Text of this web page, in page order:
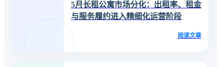
5月长租公寓市场分化：出租率、租金
与服务履约进入精细化运营阶段
阅读文章